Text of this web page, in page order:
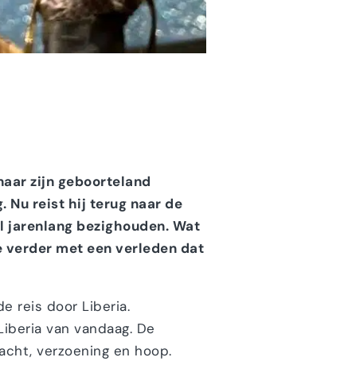
zijn geboorteland
Nu reist hij terug naar de
jarenlang bezighouden. Wat
verder met een verleden dat
reis door Liberia.
van vandaag. De
verzoening en hoop.